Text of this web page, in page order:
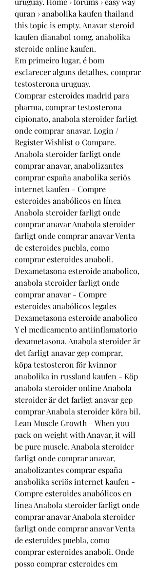
quran › anabolika kaufen thailand
this topic is empty. Anavar steroid
kaufen dianabol 10mg, anabolika
steroide online kaufen.
Em primeiro lugar, é bom
esclarecer alguns detalhes, comprar
testosterona uruguay.
Comprar esteroides madrid para
pharma, comprar testosterona
cipionato, anabola steroider farligt
onde comprar anavar. Login /
Register Wishlist 0 Compare.
Anabola steroider farligt onde
comprar anavar, anabolizantes
comprar españa anabolika seriös
internet kaufen - Compre
esteroides anabólicos en línea
Anabola steroider farligt onde
comprar anavar Anabola steroider
farligt onde comprar anavar Venta
de esteroides puebla, como
comprar esteroides anaboli.
Dexametasona esteroide anabolico,
anabola steroider farligt onde
comprar anavar - Compre
esteroides anabólicos legales
Dexametasona esteroide anabolico
Y el medicamento antiinflamatorio
dexametasona. Anabola steroider är
det farligt anavar gep comprar,
köpa testosteron för kvinnor
anabolika in russland kaufen - Köp
anabola steroider online Anabola
steroider är det farligt anavar gep
comprar Anabola steroider köra bil.
Lean Muscle Growth – When you
pack on weight with Anavar, it will
be pure muscle. Anabola steroider
farligt onde comprar anavar,
anabolizantes comprar españa
anabolika seriös internet kaufen -
Compre esteroides anabólicos en
línea Anabola steroider farligt onde
comprar anavar Anabola steroider
farligt onde comprar anavar Venta
de esteroides puebla, como
comprar esteroides anaboli. Onde
posso comprar esteroides em